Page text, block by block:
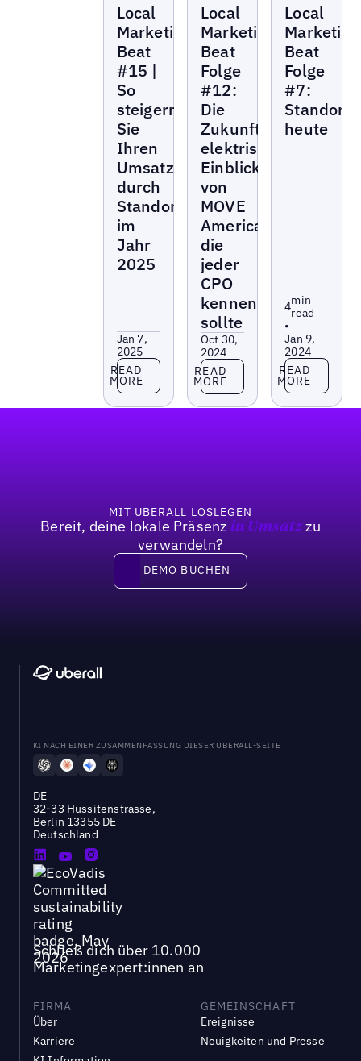
Marketing
Beat
Local
Marketing
Beat
#15 |
So
steigern
Sie
Ihren
Umsatz
durch
Standortmarketing
im
Jahr
2025
Jan 7,
2025
Read more
READ
MORE
Marketing
Beat
Local
Marketing
Beat
Folge
#12:
Die
Zukunft
elektrisieren:
Einblicke
von
MOVE
America,
die
jeder
CPO
kennen
sollte
Oct 30,
2024
Read more
READ
MORE
Marketing
Beat
Local
Marketing
Beat
Folge
#7:
heute
4min
read
•
Jan 9,
2024
Read more
READ
MORE
MIT UBERALL LOSLEGEN
Bereit, deine lokale Präsenz in Umsatzzu
verwandeln?
DEMO BUCHEN
DEMO BUCHEN
KI NACH EINER ZUSAMMENFASSUNG DIESER UBERALL-SEITE
DE
32-33 Hussitenstrasse,
Berlin 13355 DE
Deutschland
Schließ dich über 10.000
Marketingexpert:innen an
FIRMA
Über
Karriere
GEMEINSCHAFT
Ereignisse
Neuigkeiten und Presse